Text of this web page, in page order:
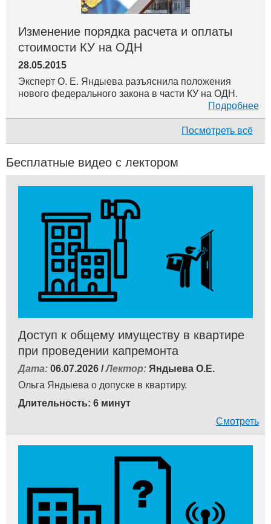
Изменение порядка расчета и оплаты
стоимости КУ на ОДН
28.05.2015
Эксперт О. Е. Яндыева разъяснила положения
нового федерального закона в части КУ на ОДН.
Подробнее
Посмотреть всё
Бесплатные видео с лектором
Доступ к общему имуществу в квартире
при проведении капремонта
Дата: 06.07.2026 /Лектор: Яндыева О.Е.
Ольга Яндыева о допуске в квартиру.
Длительность: 6 минут
Смотреть